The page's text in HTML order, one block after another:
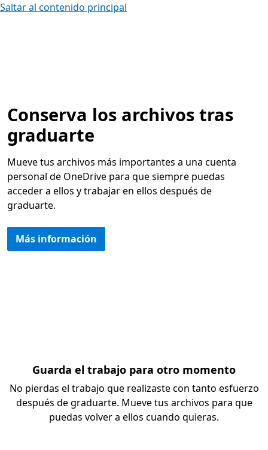
Saltar al contenido principal
Conserva los archivos tras
graduarte
Mueve tus archivos más importantes a una cuenta
personal de OneDrive para que siempre puedas
acceder a ellos y trabajar en ellos después de
graduarte.
Más información
Guarda el trabajo para otro momento
No pierdas el trabajo que realizaste con tanto esfuerzo
después de graduarte. Mueve tus archivos para que
puedas volver a ellos cuando quieras.